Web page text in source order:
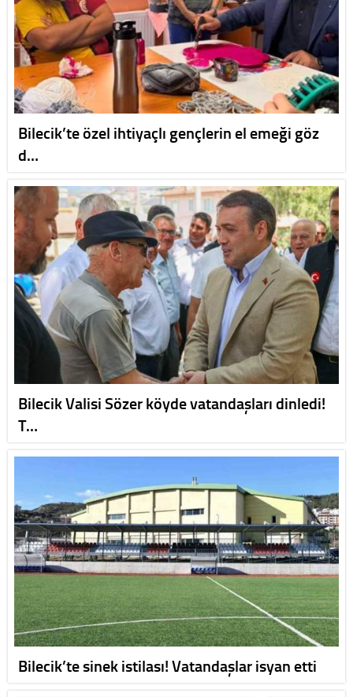
Bilecik’te özel ihtiyaçlı gençlerin el emeği göz
d…
Bilecik Valisi Sözer köyde vatandaşları dinledi!
T…
Bilecik’te sinek istilası! Vatandaşlar isyan etti